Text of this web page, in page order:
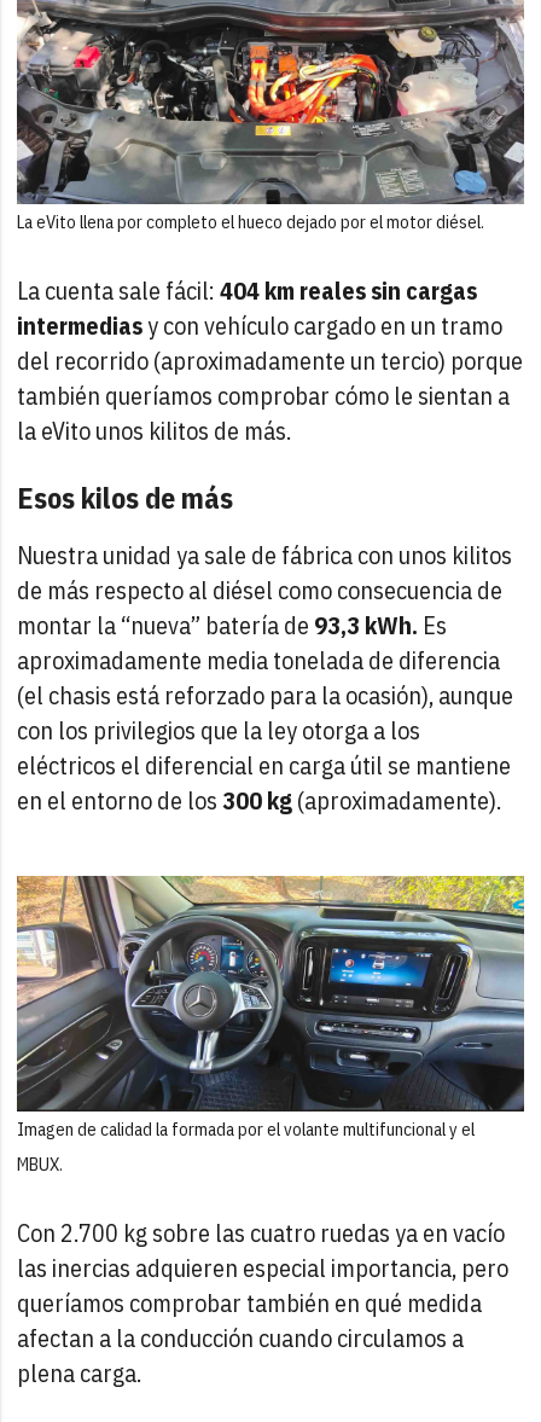
La eVito llena por completo el hueco dejado por el motor diésel.
La cuenta sale fácil:404 km reales sin cargas
intermediasy con vehículo cargado en un tramo
del recorrido (aproximadamente un tercio) porque
también queríamos comprobar cómo le sientan a
la eVito unos kilitos de más.
Esos kilos de más
Nuestra unidad ya sale de fábrica con unos kilitos
de más respecto al diésel como consecuencia de
montar la “nueva” batería de 93,3 kWh. Es
aproximadamente media tonelada de diferencia
(el chasis está reforzado para la ocasión), aunque
con los privilegios que la ley otorga a los
eléctricos el diferencial en carga útil se mantiene
en el entorno de los300 kg(aproximadamente).
Imagen de calidad la formada por el volante multifuncional y el
MBUX.
Con 2.700 kg sobre las cuatro ruedas ya en vacío
las inercias adquieren especial importancia, pero
queríamos comprobar también en qué medida
afectan a la conducción cuando circulamos a
plena carga.